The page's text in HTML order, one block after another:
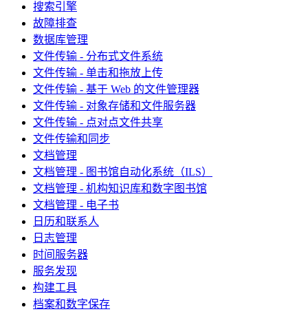
搜索引擎
故障排查
数据库管理
文件传输 - 分布式文件系统
文件传输 - 单击和拖放上传
文件传输 - 基于 Web 的文件管理器
文件传输 - 对象存储和文件服务器
文件传输 - 点对点文件共享
文件传输和同步
文档管理
文档管理 - 图书馆自动化系统（ILS）
文档管理 - 机构知识库和数字图书馆
文档管理 - 电子书
日历和联系人
日志管理
时间服务器
服务发现
构建工具
档案和数字保存